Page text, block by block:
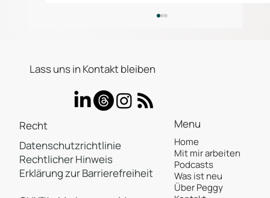
Verschenktes Potenzial: Warum
Valentinstag auf Branding, Umsatz
und Kundenbindung einzahlt
Lass uns in Kontakt bleiben
Menu
Home
Mit mir arbeiten
Podcasts
Was ist neu
Über Peggy
Recht
Datenschutzrichtlinie
Rechtlicher Hinweis
Erklärung zur Barrierefreiheit